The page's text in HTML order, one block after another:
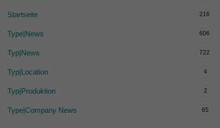
Startseite 216
Type|News 606
Typ|News 722
Typ|Location 4
Typ|Produktion 2
Type|Company News 65